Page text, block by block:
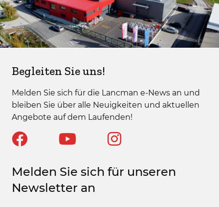
Begleiten Sie uns!
Melden Sie sich für die Lancman e-News an und
bleiben Sie über alle Neuigkeiten und aktuellen
Angebote auf dem Laufenden!
Melden Sie sich für unseren
Newsletter an